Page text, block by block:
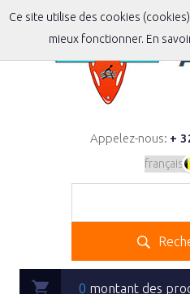
Appelez-nous: +
0 montant des
Ce site utilise des cookies
mieux fonctionner. En